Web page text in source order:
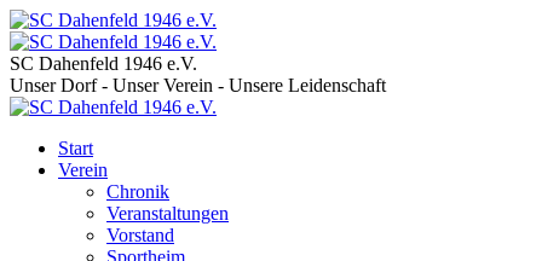
SC Dahenfeld 1946 e.V.
Unser Dorf - Unser Verein - Unsere Leidenschaft
Start
Verein
Chronik
Veranstaltungen
Vorstand
Sportheim